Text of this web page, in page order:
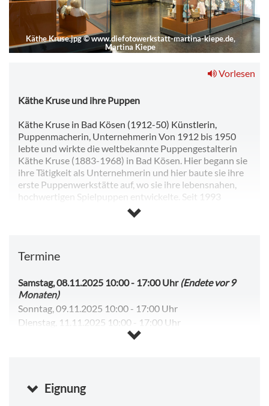
Käthe Kruse.jpg©www.diefotowerkstatt-martina-kiepe.de,
Martina Kiepe
Vorlesen
Käthe Kruse und ihre Puppen
Käthe Kruse in Bad Kösen (1912-50) Künstlerin,
Puppenmacherin, Unternehmerin Von 1912 bis 1950
lebte und wirkte die weltbekannte Puppengestalterin
Käthe Kruse (1883-1968) in Bad Kösen. Hier begann sie
ihre Tätigkeit als Unternehmerin und hier baute sie ihre
erste Puppenwerkstätte auf, wo sie ihre lebensnahen,
hochwertigen Spielpuppen entwickelte. Seit 1993
erinnert im Romanischen Haus Bad Kösen eine ständige
Ausstellung an Käthe Kruse. Über 300 Puppen zählt die
Sandbaby oder Bambino. Von den kleinen
Schaufensterpuppe ist alles vertreten, was in den
Kösener Werkstätten hergestellt wurde.
Termine
Samstag, 08.11.2025 10:00- 17:00 Uhr(Endete vor 9
Monaten)
Sonntag, 09.11.2025 10:00 - 17:00 Uhr
Dienstag, 11.11.2025 10:00 - 17:00 Uhr
Mittwoch, 12.11.2025 10:00-
Stunden)Eignung